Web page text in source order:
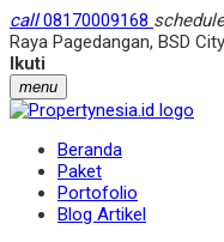
call08170009168 schedule
Raya Pagedangan, BSD
Ikuti
menu
Beranda
Paket
Portofolio
Blog Artikel